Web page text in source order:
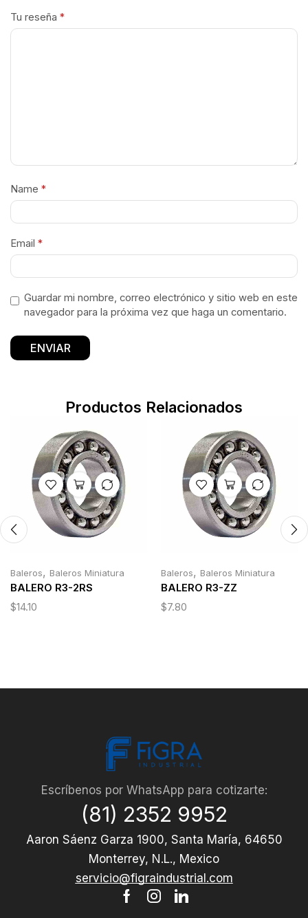
Tu reseña *
Name *
Email *
Guardar mi nombre, correo electrónico y sitio web en este
navegador para la próxima vez que haga un comentario.
Productos Relacionados
Baleros, Baleros Miniatura
BALERO R3-2RS
$14.10
Baleros, Baleros Miniatura
BALERO R3-ZZ
$7.80
Escríbenos por WhatsApp para cotizarte:
(81) 2352 9952
Aaron Sáenz Garza 1900, Santa María, 64650
Monterrey, N.L., Mexico
servicio@figraindustrial.com